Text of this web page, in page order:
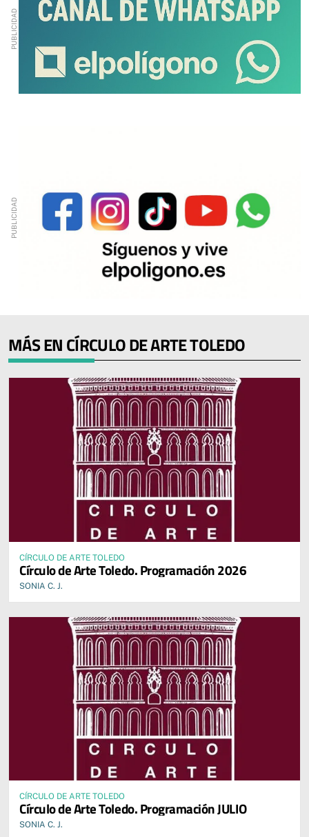
MÁS EN CÍRCULO DE ARTE TOLEDO
CÍRCULO DE ARTE TOLEDO
Círculo de Arte Toledo. Programación 2026
SONIA C. J.
CÍRCULO DE ARTE TOLEDO
Círculo de Arte Toledo. Programación JULIO
SONIA C. J.